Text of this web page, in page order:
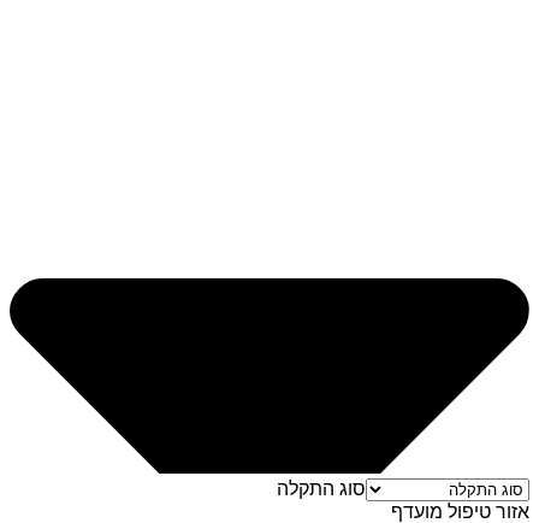
סוג התקלה
אזור טיפול מועדף